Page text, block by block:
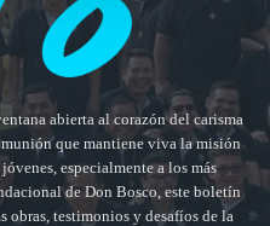
abierta al corazón del carisma
que mantiene viva la misión
especialmente a los más
de Don Bosco, este boletín
obras, testimonios y desafíos de la